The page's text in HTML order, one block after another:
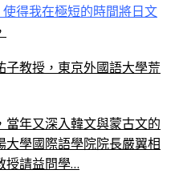
得我在極短的時間將日文
教授，東京外國語大學荒
當年又深入韓文與蒙古文的
學國際語學院院長嚴翼相
授請益問學…